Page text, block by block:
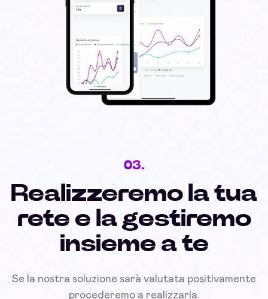
03.
Realizzeremo la tua
rete e la gestiremo
insieme a te
Se la nostra soluzione sarà valutata positivamente
procederemo a realizzarla.